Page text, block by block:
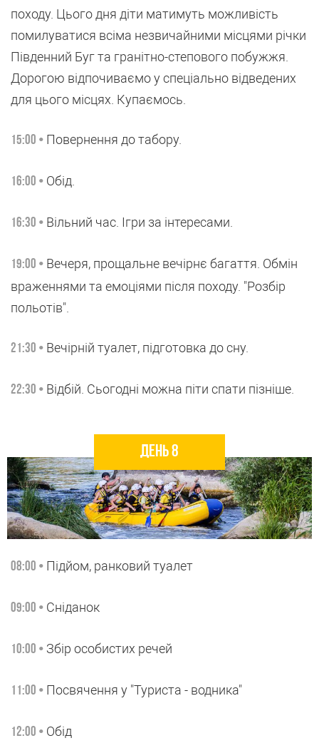
походу. Цього дня діти матимуть можливість
помилуватися всіма незвичайними місцями річки
Південний Буг та гранітно-степового побужжя.
Дорогою відпочиваємо у спеціально відведених
для цього місцях. Купаємось.
15:00 • Повернення до табору.
16:00 • Обід.
16:30 • Вільний час. Ігри за інтересами.
19:00 • Вечеря, прощальне вечірнє багаття. Обмін
враженнями та емоціями після походу. "Розбір
польотів".
21:30 • Вечірній туалет, підготовка до сну.
22:30 • Відбій. Сьогодні можна піти спати пізніше.
День 8
08:00 • Підйом, ранковий туалет
09:00 • Сніданок
10:00 • Збір особистих речей
11:00 • Посвячення у "Туриста - водника"
12:00 • Обід